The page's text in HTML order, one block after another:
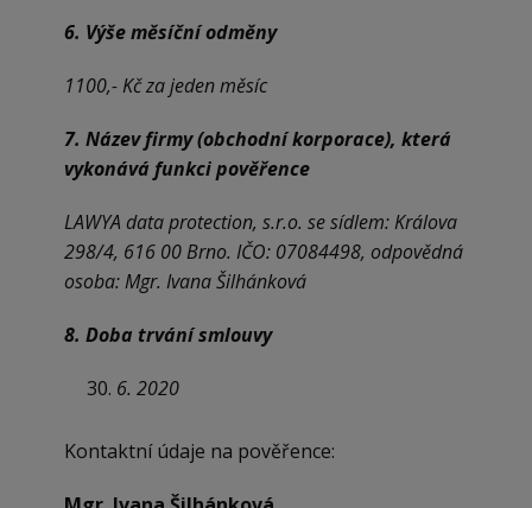
6. Výše měsíční odměny
1100,- Kč za jeden měsíc
7. Název firmy (obchodní korporace), která
vykonává funkci pověřence
LAWYA data protection, s.r.o. se sídlem:Králova
298/4, 616 00 Brno. IČO: 07084498, odpovědná
osoba: Mgr. Ivana Šilhánková
8. Doba trvání smlouvy
6. 2020
Kontaktní údaje na pověřence: